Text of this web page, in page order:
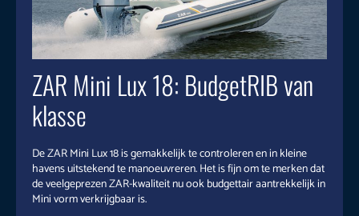
ZAR Mini Lux 18: BudgetRIB van
klasse
De ZAR Mini Lux 18 is gemakkelijk te controleren en in kleine
havens uitstekend te manoeuvreren. Het is fijn om te merken dat
de veelgeprezen ZAR-kwaliteit nu ook budgettair aantrekkelijk in
Mini vorm verkrijgbaar is.